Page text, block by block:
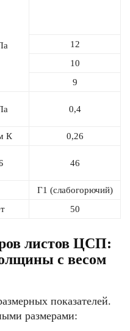
12
10
9
0,4
К
0,26
46
Г1 (слабогорючий)
50
листов ЦСП:
с весом
показателей.
размерами: